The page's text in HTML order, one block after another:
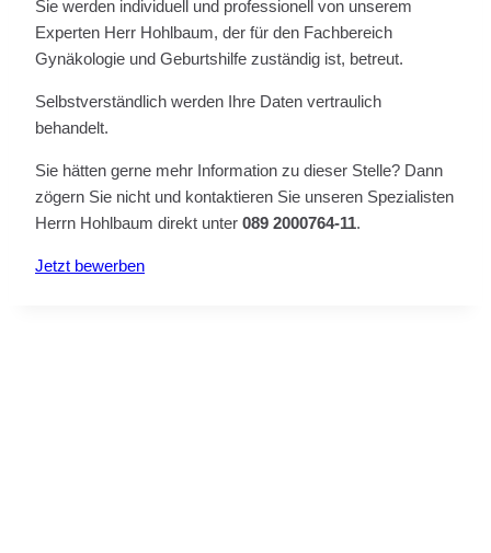
Sie werden individuell und professionell von unserem
Experten Herr Hohlbaum, der für den Fachbereich
Gynäkologie und Geburtshilfe zuständig ist, betreut.
Selbstverständlich werden Ihre Daten vertraulich
behandelt.
Sie hätten gerne mehr Information zu dieser Stelle? Dann
zögern Sie nicht und kontaktieren Sie unseren Spezialisten
Herrn Hohlbaum direkt unter 089 2000764-11.
Jetzt bewerben